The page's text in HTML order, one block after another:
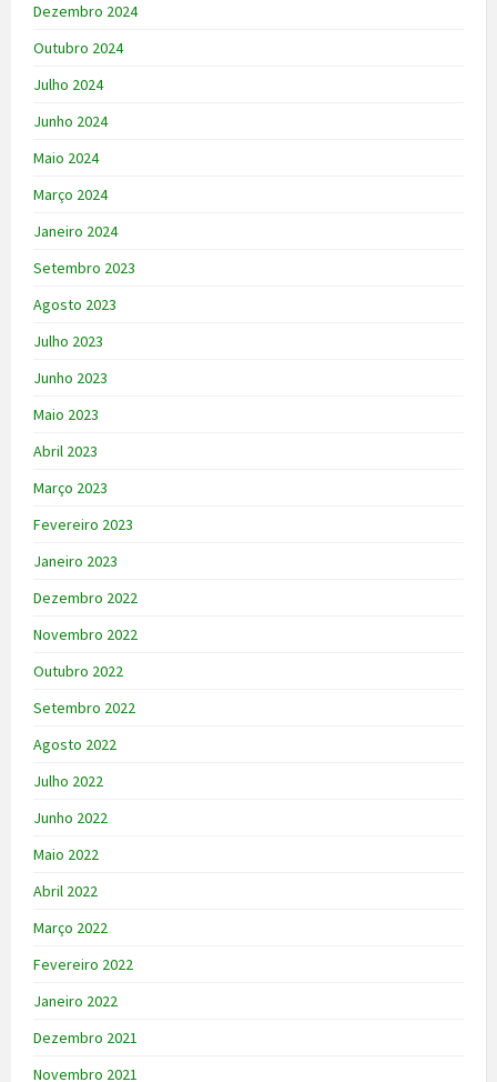
Dezembro 2024
Outubro 2024
Julho 2024
Junho 2024
Maio 2024
Março 2024
Janeiro 2024
Setembro 2023
Agosto 2023
Julho 2023
Junho 2023
Maio 2023
Abril 2023
Março 2023
Fevereiro 2023
Janeiro 2023
Dezembro 2022
Novembro 2022
Outubro 2022
Setembro 2022
Agosto 2022
Julho 2022
Junho 2022
Maio 2022
Abril 2022
Março 2022
Fevereiro 2022
Janeiro 2022
Dezembro 2021
Novembro 2021